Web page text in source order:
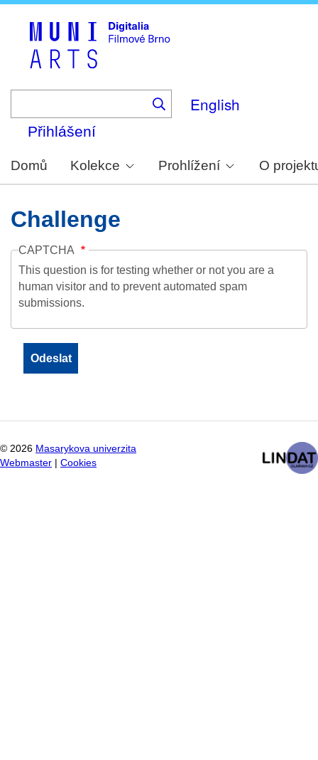
English
Přihlášení
Domů Kolekce Prohlížení O
Challenge
CAPTCHA
This question is for testing whether or not you are a
human visitor and to prevent automated spam
submissions.
© 2026 Masarykova univerzita
Webmaster
Cookies